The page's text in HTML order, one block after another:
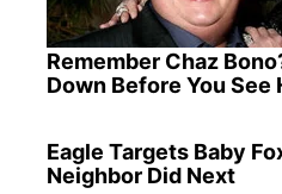
Remember Chaz
Down Before You See
Eagle Targets Baby
Neighbor Did Next